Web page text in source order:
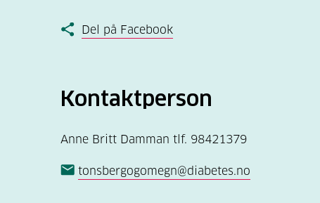
Del på Facebook
Kontaktperson
Anne Britt Damman tlf. 98421379
tonsbergogomegn@diabetes.no